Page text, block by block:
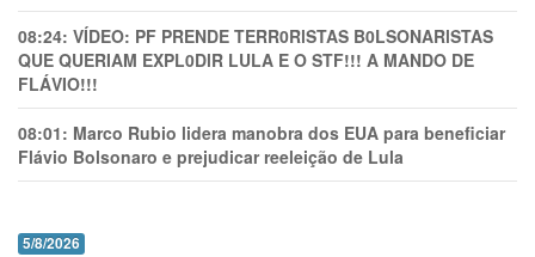
08:24: VÍDEO: PF PRENDE TERR0RlSTAS B0LSONARlSTAS
QUE QUERIAM EXPL0DlR LULA E O STF!!! A MANDO DE
FLÁVIO!!!
08:01: Marco Rubio lidera manobra dos EUA para beneficiar
Flávio Bolsonaro e prejudicar reeleição de Lula
5/8/2026